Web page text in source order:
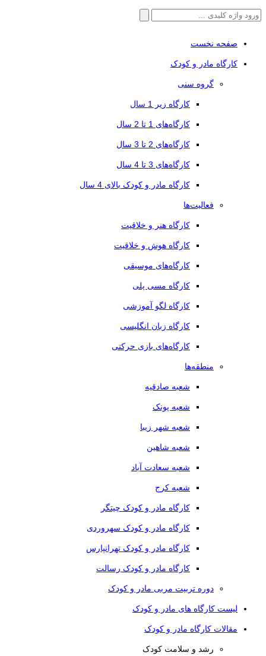
جستجو
صفحه نخست
کارگاه مادر و کودک
گروه سنی
کارگاه زیر 1 سال
کارگاه‌های 1 تا 2 سال
کارگاه‌های 2 تا 3 سال
کارگاه‌های 3 تا 4 سال
کارگاه مادر و کودک بالای 4 سال
فعالیت‌ها
کارگاه هنر و خلاقیت
کارگاه هوش و خلاقیت
کارگاه‌های موسیقی
کارگاه مسی پلی
کارگاه لگو آموزشی
کارگاه زبان انگلیسی
کارگاه‌های بازی حرکتی
منطقه‌ها
شعبه صادقیه
شعبه پونک
شعبه شهر زیبا
شعبه شاهین
شعبه سعادت آباد
شعبه کرج
کارگاه مادر و کودک چیتگر
کارگاه مادر و کودک سهروردی
کارگاه مادر و کودک تهرانپارس
کارگاه مادر و کودک رسالت
دوره تربیت مربی مادر و کودک
لیست کارگاه های مادر و کودک
مقالات کارگاه مادر و کودک
رشد و سلامت کودک